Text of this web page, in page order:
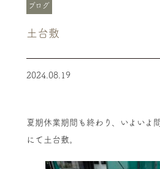
ブログ
土台敷
2024.08.19
夏期休業期間も終わり、いよいよ
にて土台敷。